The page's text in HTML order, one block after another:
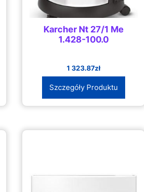
Karcher Nt 27/1 Me
1.428-100.0
1 323.87zł
Szczegóły Produktu